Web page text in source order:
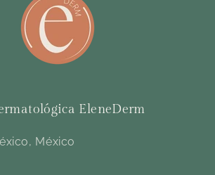
EleneDerm
México